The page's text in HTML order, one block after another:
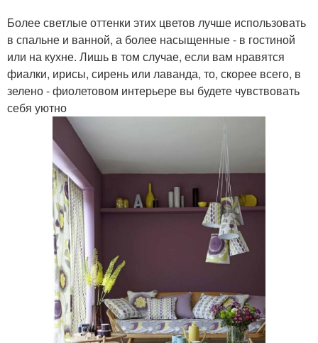
Более светлые оттенки этих цветов лучше использовать
в спальне и ванной, а более насыщенные - в гостиной
или на кухне. Лишь в том случае, если вам нравятся
фиалки, ирисы, сирень или лаванда, то, скорее всего, в
зелено - фиолетовом интерьере вы будете чувствовать
себя уютно